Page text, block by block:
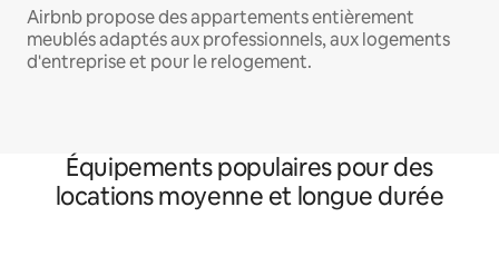
Airbnb propose des appartements entièrement
meublés adaptés aux professionnels, aux logements
d'entreprise et pour le relogement.
Équipements populaires pour des
locations moyenne et longue durée